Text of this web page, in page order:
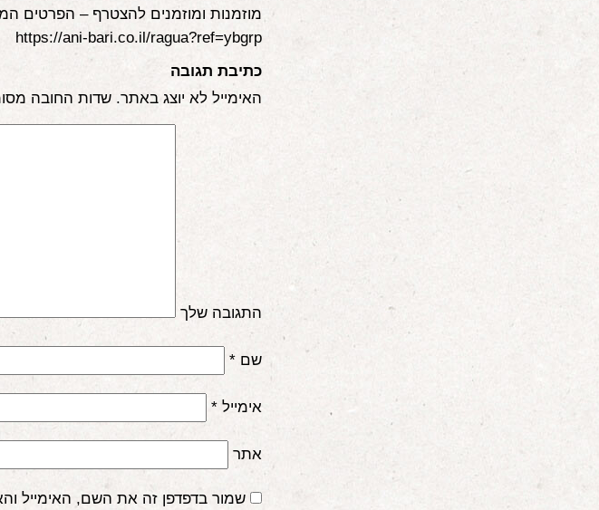
מוזמנות ומוזמנים להצטרף – הפרטים
https://ani-bari.co.il/ragua?ref=ybgrp
כתיבת תגובה
האימייל לא יוצג באתר. שדות החובה
התגובה שלך
שם *
אימייל *
אתר
שמור בדפדפן זה את השם, האימייל